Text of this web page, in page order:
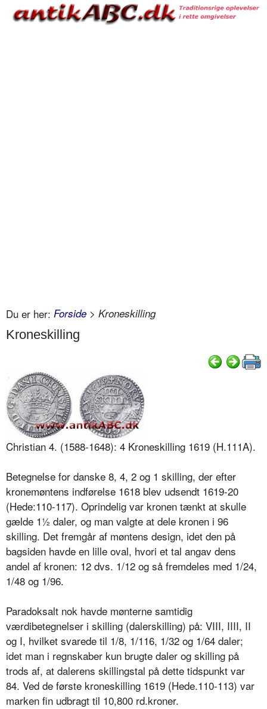
Du er her: Forside > Kroneskilling
Kroneskilling
Christian 4. (1588-1648): 4 Kroneskilling 1619 (H.111A).
Betegnelse for danske 8, 4, 2 og 1 skilling, der efter
kronemøntens indførelse 1618 blev udsendt 1619-20
(Hede:110-117). Oprindelig var kronen tænkt at skulle
gælde 1½ daler, og man valgte at dele kronen i 96
skilling. Det fremgår af møntens design, idet den på
bagsiden havde en lille oval, hvori et tal angav dens
andel af kronen: 12 dvs. 1/12 og så fremdeles med 1/24,
1/48 og 1/96.
Paradoksalt nok havde mønterne samtidig
værdibetegnelser i skilling (dalerskilling) på: VIII, IIII, II
og I, hvilket svarede til 1/8, 1/116, 1/32 og 1/64 daler;
idet man i regnskaber kun brugte daler og skilling på
trods af, at dalerens skillingstal på dette tidspunkt var
84. Ved de første kroneskilling 1619 (Hede.110-113) var
marken fin udbragt til 10,800 rd.kroner.